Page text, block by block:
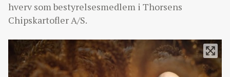
hverv som bestyrelsesmedlem i Thorsens
Chipskartofler A/S.